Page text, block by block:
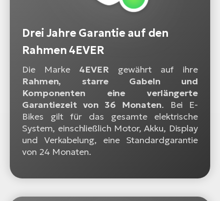
Drei Jahre Garantie auf den
Rahmen 4EVER
Die Marke 4EVER gewährt auf ihre
Rahmen, starre Gabeln und
Komponenten eine verlängerte
Garantiezeit von 36 Monaten. Bei E-
Bikes gilt für das gesamte elektrische
System, einschließlich Motor, Akku, Display
und Verkabelung, eine Standardgarantie
von 24 Monaten.